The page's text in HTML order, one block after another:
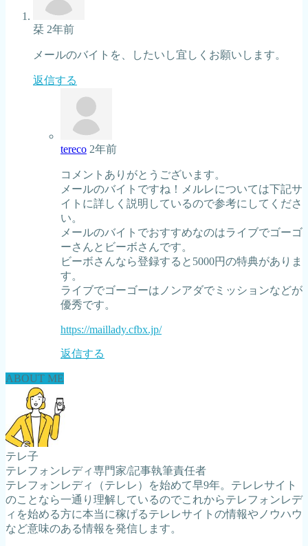
栞 2年前
メールのバイトを、したいし宜しくお願いします。
返信する
tereco 2年前
コメントありがとうございます。
メールのバイトですね！メルレについては下記サ
イトに詳しく説明しているので参考にしてくださ
い。
メールのバイトでおすすめなのはライブでゴーゴ
ーさんとビーボさんです。
ビーボさんなら登録すると5000円の特典がありま
す。
ライブでゴーゴーはノンアダでミッションなどが
優秀です。
https://maillady.cfbx.jp/
返信する
ABOUT ME
テレ子
テレフォンレディ専門家/記事執筆責任者
テレフォンレディ（テレレ）を始めて早9年。テレレサイト
のことなら一通り理解しているのでこれからテレフォンレデ
ィを始める方に本当に稼げるテレレサイトの情報やノウハウ
など意味のある情報を発信します。